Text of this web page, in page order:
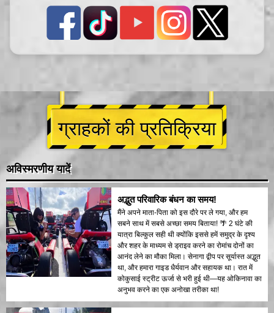
ग्राहकों की प्रतिक्रिया
अविस्मरणीय यादें
अद्भुत परिवारिक बंधन का समय!
मैंने अपने माता-पिता को इस दौरे पर ले गया, और हम
सबने साथ में सबसे अच्छा समय बिताया! 🌴 2 घंटे की
यात्रा बिल्कुल सही थी क्योंकि इससे हमें समुद्र के दृश्य
और शहर के माध्यम से ड्राइव करने का रोमांच दोनों का
आनंद लेने का मौका मिला। सेनागा द्वीप पर सूर्यास्त अद्भुत
था, और हमारा गाइड धैर्यवान और सहायक था। रात में
कोकुसाई स्ट्रीट ऊर्जा से भरी हुई थी—यह ओकिनावा का
अनुभव करने का एक अनोखा तरीका था!